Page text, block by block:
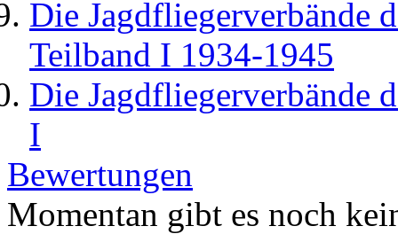
Die Jagdfliegerverbände
Teilband I 1934-1945
Die Jagdfliegerverbände
I
Bewertungen
Momentan gibt es noch